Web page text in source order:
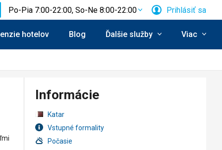
Po-Pia 7:00-22:00, So-Ne 8:00-22:00 Prihlásiť sa
hotelov Blog Ďalšie služby Viac
Informácie
Katar
Vstupné formality
Počasie